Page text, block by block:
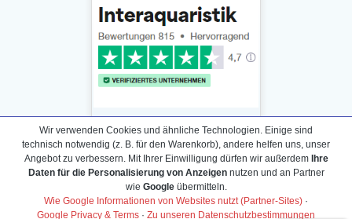
Daten­schutz­erklärung
Widerrufs­recht /Widerrufs­formular
Wir verwenden Cookies und ähnliche Technologien. Einige sind
technisch notwendig (z. B. für den Warenkorb), andere helfen uns, unser
Angebot zu verbessern. Mit Ihrer Einwilligung dürfen wir außerdem Ihre
Daten für die Personalisierung von Anzeigennutzen und an Partner
wie Googleübermitteln.
Wie Google Informationen von Websites nutzt (Partner-Sites) ·
Google Privacy & Terms · Zu unseren Datenschutzbestimmungen